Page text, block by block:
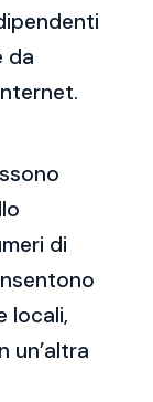
da
di
locali,
un’altra